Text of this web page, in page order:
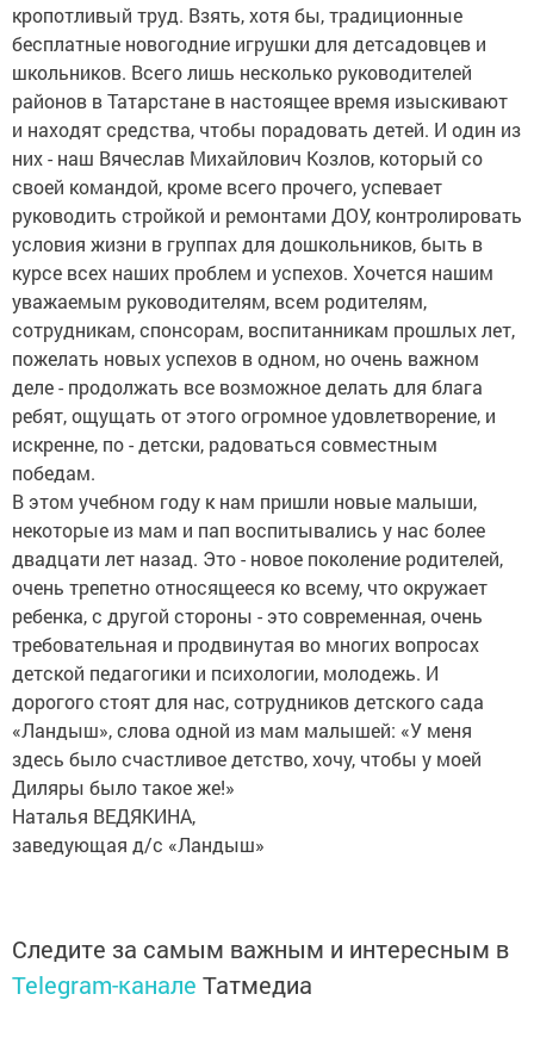
кропотливый труд. Взять, хотя бы, традиционные
бесплатные новогодние игрушки для детсадовцев и
школьников. Всего лишь несколько руководителей
районов в Татарстане в настоящее время изыскивают
и находят средства, чтобы порадовать детей. И один из
них - наш Вячеслав Михайлович Козлов, который со
своей командой, кроме всего прочего, успевает
руководить стройкой и ремонтами ДОУ, контролировать
условия жизни в группах для дошкольников, быть в
курсе всех наших проблем и успехов. Хочется нашим
уважаемым руководителям, всем родителям,
сотрудникам, спонсорам, воспитанникам прошлых лет,
пожелать новых успехов в одном, но очень важном
деле - продолжать все возможное делать для блага
ребят, ощущать от этого огромное удовлетворение, и
искренне, по - детски, радоваться совместным
победам.
В этом учебном году к нам пришли новые малыши,
некоторые из мам и пап воспитывались у нас более
двадцати лет назад. Это - новое поколение родителей,
очень трепетно относящееся ко всему, что окружает
ребенка, с другой стороны - это современная, очень
требовательная и продвинутая во многих вопросах
детской педагогики и психологии, молодежь. И
дорогого стоят для нас, сотрудников детского сада
«Ландыш», слова одной из мам малышей: «У меня
здесь было счастливое детство, хочу, чтобы у моей
Диляры было такое же!»
Наталья ВЕДЯКИНА,
заведующая д/с «Ландыш»
Следите за самым важным и интересным в
Telegram-канале Татмедиа